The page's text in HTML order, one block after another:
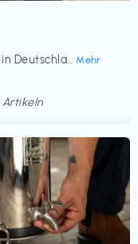
Deutschla... Mehr